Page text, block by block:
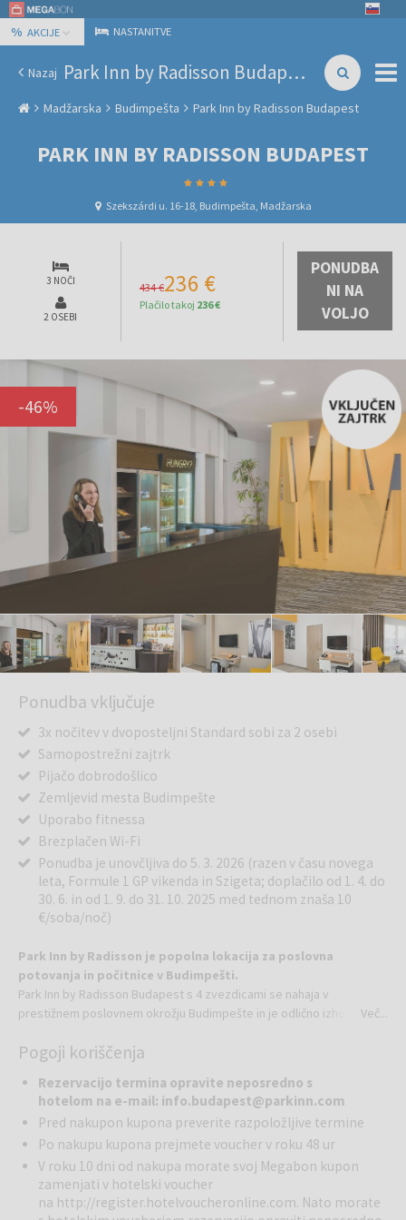
% AKCIJE NASTANITVE
Nazaj Park Inn by Radisson Budapest
Madžarska Budimpešta Park Inn by Radisson Budapest
PARK INN BY RADISSON BUDAPEST
Szekszárdi u. 16-18, Budimpešta, Madžarska
3 NOČI
2 OSEBI
434 €236 €
Plačilo takoj 236 €
PONUDBA
NI NA
VOLJO
-46%
Ponudba vključuje
3x nočitev v dvoposteljni Standard sobi za 2 osebi
Samopostrežni zajtrk
Pijačo dobrodošlico
Zemljevid mesta Budimpešte
Uporabo fitnessa
Brezplačen Wi-Fi
Ponudba je unovčljiva do 5. 3. 2026 (razen v času novega
leta, Formule 1 GP vikenda in Szigeta; doplačilo od 1. 4. do
30. 6. in od 1. 9. do 31. 10. 2025 med tednom znaša 10
€/soba/noč)
Park Inn by Radisson je popolna lokacija za poslovna
potovanja in počitnice v Budimpešti.
Park Inn by Radisson Budapest s 4 zvezdicami se nahaja v
prestižnem poslovnem okrožju Budimpešte in je odlično izhodišče
Naš prefinjeni hotel se ponaša z minimalističnim slogom s
Naša edinstvena restavracija ponuja mednarodne in lokalne jedi, za
dobro počutje pa naš bar ponuja kavne specialitete, okusne koktajle
in edinstvena madžarska vina v elegantnem okolju. Ne glede na to,
ali načrtujete sestanek ali raziskujete lepote Budimpešte, smo
idealna izbira.
Osvežujoča, minimalistična zasnova prostorov vas pričakuje v
Budimpešti. Hotel ima 205 sob za poslovneže ali popotnike, ki so
Več...
Pogoji koriščenja
Rezervacijo termina opravite neposredno s
hotelom na e-mail: info.budapest@parkinn.com
Pred nakupon kupona preverite razpoložljive termine
Po nakupu kupona prejmete voucher v roku 48 ur
V roku 10 dni od nakupa morate svoj Megabon kupon
zamenjati v hotelski voucher
na http://register.hotelvoucheronline.com. Nato morate